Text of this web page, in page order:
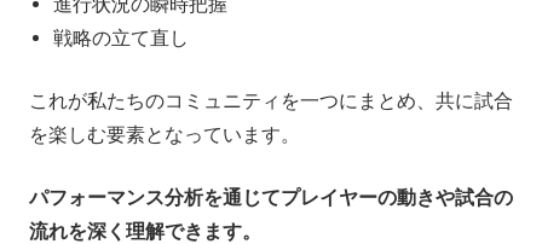
戦略の立て直し
これが私たちのコミュニティを一つにまとめ、共に試合
を楽しむ要素となっています。
パフォーマンス分析を通じてプレイヤーの動きや試合の
流れを深く理解できます。